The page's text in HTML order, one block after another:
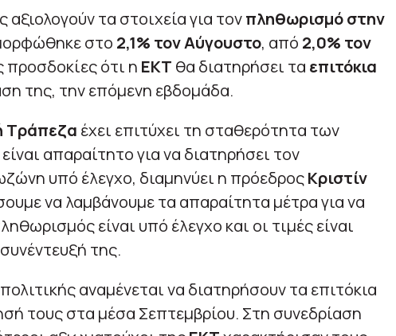
τα στοιχεία για τονπληθωρισμό στην
στο 2,1% τον Αύγουστο, από 2,0% τον
προσδοκίες ότι η ΕΚΤ θα διατηρήσει τα επιτόκια
της, την επόμενη εβδομάδα.
Τράπεζα έχει επιτύχει τη σταθερότητα των
απαραίτητο για να διατηρήσει τον
υπό έλεγχο, διαμηνύει η πρόεδροςΚριστίν
να λαμβάνουμε τα απαραίτητα μέτρα για να
είναι υπό έλεγχο και οι τιμές είναι
της.
αναμένεται να διατηρήσουν τα επιτόκια
τους στα μέσα Σεπτεμβρίου. Στη συνεδρίαση